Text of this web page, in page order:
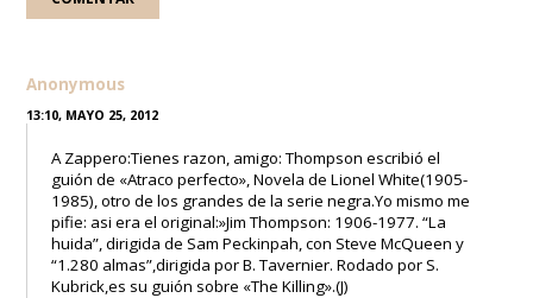
Anonymous
13:10, MAYO 25, 2012
A Zappero:Tienes razon, amigo: Thompson escribió el
guión de «Atraco perfecto», Novela de Lionel White(1905-
1985), otro de los grandes de la serie negra.Yo mismo me
pifie: asi era el original:»Jim Thompson: 1906-1977. “La
huida”, dirigida de Sam Peckinpah, con Steve McQueen y
“1.280 almas”,dirigida por B. Tavernier. Rodado por S.
Kubrick,es su guión sobre «The Killing».(J)